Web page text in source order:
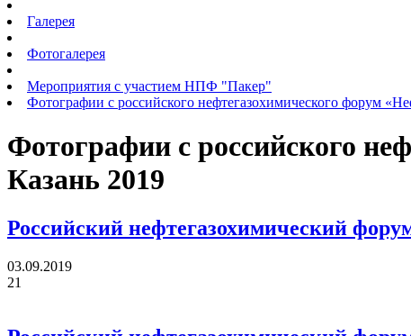
Галерея
Фотогалерея
Мероприятия с участием НПФ "Пакер"
Фотографии с российского нефтегазохимического форум
Фотографии с российского
Казань 2019
Российский нефтегазохимический
03.09.2019
21